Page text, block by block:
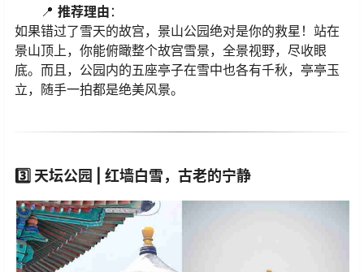
📍 推荐理由 ：
如果错过了雪天的故宫，景山公园绝对是你的救星！站在
景山顶上，你能俯瞰整个故宫雪景，全景视野，尽收眼
底。而且，公园内的五座亭子在雪中也各有千秋，亭亭玉
立，随手一拍都是绝美风景。
3️⃣ 天坛公园 | 红墙白雪，古老的宁静